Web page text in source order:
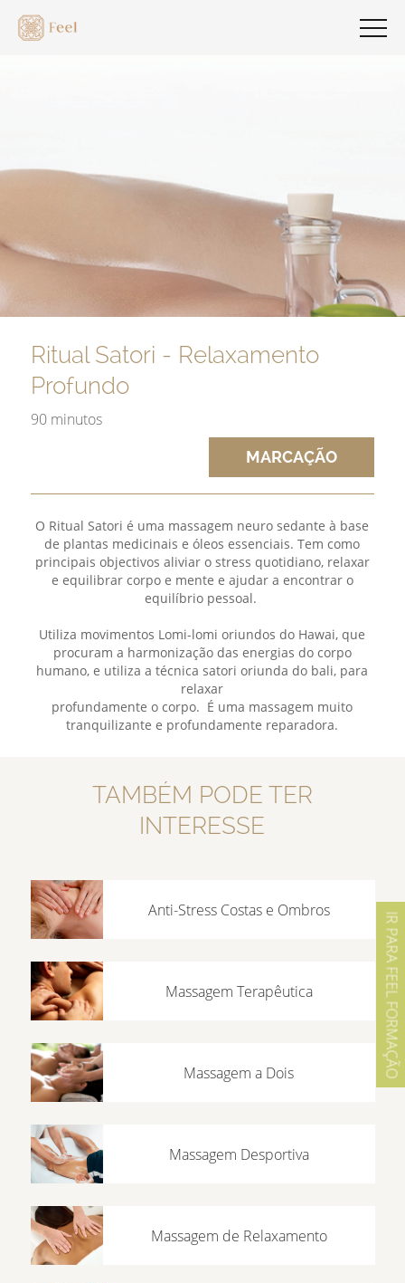
IR PARA FEEL FORMAÇÃO
Ritual Satori - Relaxamento
Profundo
90 minutos
MARCAÇÃO
O Ritual Satori é uma massagem neuro sedante à base
de plantas medicinais e óleos essenciais. Tem como
principais objectivos aliviar o stress quotidiano, relaxar
e equilibrar corpo e mente e ajudar a encontrar o
equilíbrio pessoal.
Utiliza movimentos Lomi-lomi oriundos do Hawai, que
procuram a harmonização das energias do corpo
humano, e utiliza a técnica satori oriunda do bali, para
relaxar
profundamente o corpo. É uma massagem muito
tranquilizante e profundamente reparadora.
TAMBÉM PODE TER
INTERESSE
Anti-Stress Costas e Ombros
Massagem Terapêutica
Massagem a Dois
Massagem Desportiva
Massagem de Relaxamento